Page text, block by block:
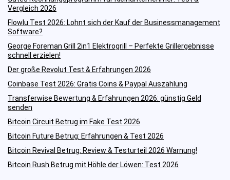
Vergleich 2026
Flowlu Test 2026: Lohnt sich der Kauf der Businessmanagement
Software?
George Foreman Grill 2in1 Elektrogrill – Perfekte Grillergebnisse
schnell erzielen!
Der große Revolut Test & Erfahrungen 2026
Coinbase Test 2026: Gratis Coins & Paypal Auszahlung
Transferwise Bewertung & Erfahrungen 2026: günstig Geld
senden
Bitcoin Circuit Betrug im Fake Test 2026
Bitcoin Future Betrug: Erfahrungen & Test 2026
Bitcoin Revival Betrug: Review & Testurteil 2026 Warnung!
Bitcoin Rush Betrug mit Höhle der Löwen: Test 2026